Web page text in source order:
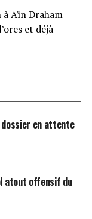
Aïn Draham
et déjà
dossier en attente
atout offensif du